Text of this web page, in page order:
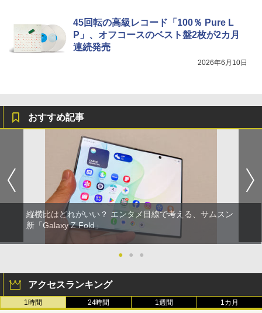
45回転の高級レコード「100％ Pure L
P」、オフコースのベスト盤2枚が2カ月
連続発売
2026年6月10日
おすすめ記事
縦横比はどれがいい？ エンタメ目線で考える、サムスン
新「Galaxy Z Fold」
● ● ●
アクセスランキング
1時間 24時間 1週間 1カ月